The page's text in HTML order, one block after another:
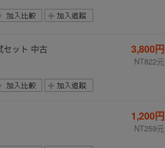
セット 中古 3,800円
NT822元
1,200円
NT259元